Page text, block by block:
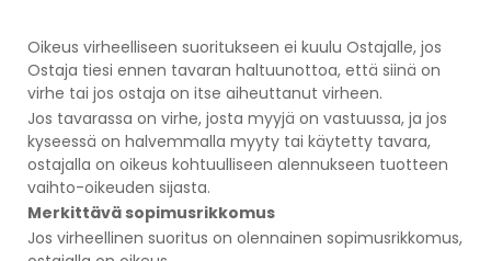
Oikeus virheelliseen suoritukseen ei kuulu Ostajalle, jos
Ostaja tiesi ennen tavaran haltuunottoa, että siinä on
virhe tai jos ostaja on itse aiheuttanut virheen.
Jos tavarassa on virhe, josta myyjä on vastuussa, ja jos
kyseessä on halvemmalla myyty tai käytetty tavara,
ostajalla on oikeus kohtuulliseen alennukseen tuotteen
vaihto-oikeuden sijasta.
Merkittävä sopimusrikkomus
Jos virheellinen suoritus on olennainen sopimusrikkomus,